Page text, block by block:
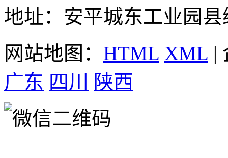
地址：安平城东工业园县
网站地图： HTML XML |
广东 四川 陕西